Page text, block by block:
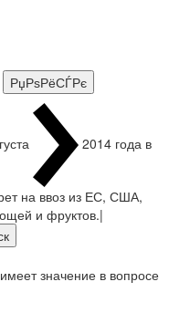
2014 года в
на ввоз из ЕС, США,
и фруктов.|
значение в вопросе